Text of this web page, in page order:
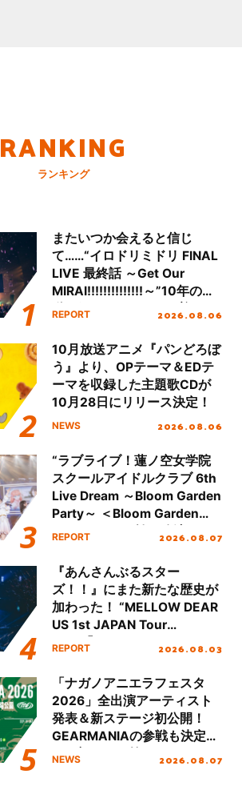
RANKING
ランキング
またいつか会えると信じ
て……“イロドリミドリ FINAL
LIVE 最終話 ～Get Our
MIRAI!!!!!!!!!!!!!!～”10年の活
動を経てファイナルを迎える
REPORT 2026.08.06
10月放送アニメ『パンどろぼ
う』より、OPテーマ＆EDテ
ーマを収録した主題歌CDが
10月28日にリリース決定！
NEWS 2026.08.06
“ラブライブ！蓮ノ空女学院
スクールアイドルクラブ 6th
Live Dream ～Bloom Garden
Party～ ＜Bloom Garden
Party Stage／埼玉公演＞”
REPORT 2026.08.07
『あんさんぶるスター
ズ！！』にまた新たな歴史が
加わった！ “MELLOW DEAR
US 1st JAPAN Tour
Final「NICE to meet YOU
ート!!
REPORT 2026.08.03
「ナガノアニエラフェスタ
2026」全出演アーティスト
発表＆新ステージ初公開！
GEARMANIAの参戦も決定
し、初となる第3ステージの
NEWS 2026.08.07